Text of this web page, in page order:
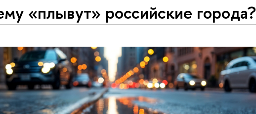
«плывут» российские города?